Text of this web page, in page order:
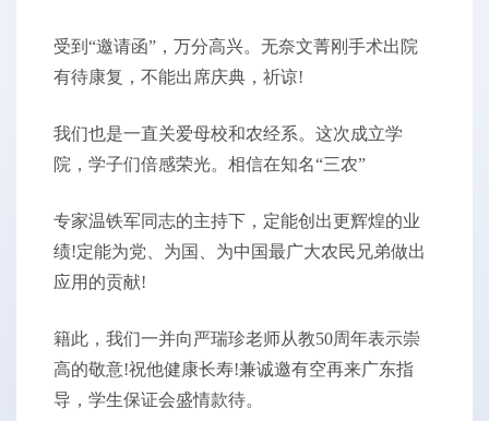
受到“邀请函”，万分高兴。无奈文菁刚手术出院
有待康复，不能出席庆典，祈谅!
我们也是一直关爱母校和农经系。这次成立学
院，学子们倍感荣光。相信在知名“三农”
专家温铁军同志的主持下，定能创出更辉煌的业
绩!定能为党、为国、为中国最广大农民兄弟做出
应用的贡献!
籍此，我们一并向严瑞珍老师从教50周年表示崇
高的敬意!祝他健康长寿!兼诚邀有空再来广东指
导，学生保证会盛情款待。